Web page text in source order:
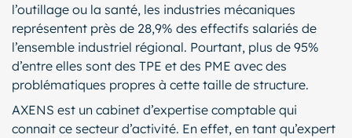
l’outillage ou la santé, les industries mécaniques
représentent près de 28,9% des effectifs salariés de
l’ensemble industriel régional. Pourtant, plus de 95%
d’entre elles sont des TPE et des PME avec des
problématiques propres à cette taille de structure.
AXENS est un cabinet d’expertise comptable qui
connait ce secteur d’activité. En effet, en tant qu’expert